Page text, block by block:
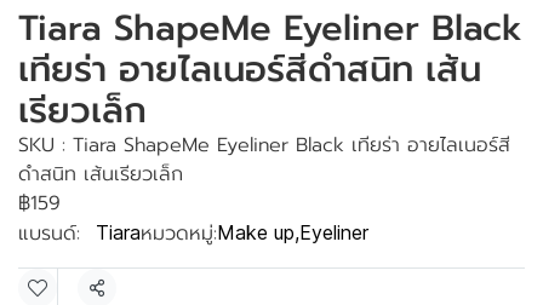
Tiara ShapeMe Eyeliner Black
เทียร่า อายไลเนอร์สีดำสนิท เส้น
เรียวเล็ก
SKU : Tiara ShapeMe Eyeliner Black เทียร่า อายไลเนอร์สี
ดำสนิท เส้นเรียวเล็ก
฿159
แบรนด์:
Tiaraหมวดหมู่:Make up,Eyeliner
แชร์